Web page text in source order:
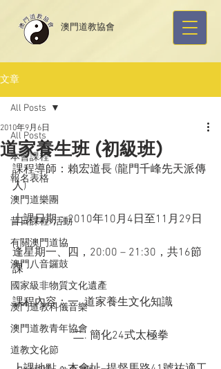
​澳門道教協會
文章
All Posts
本會課程
報名表格
澳門道樂團
昔日課程/活動
有關澳門道協
澳門八音鑼鼓
國家級非物質文化遺產
澳門道教科儀音樂
澳門道教青年協會
道教文化節
All Posts
道家養生班 (初級班)
2010年9月6日
課程導師：賴宏道長 (龍門千峰先天派傳
人)
上課日期：2010年10月4日至11月29日
逢星期一、四，20:00 – 21:30，共16節
課
課程內容：一. 道家養生文化知識
二. 簡化24式太極拳